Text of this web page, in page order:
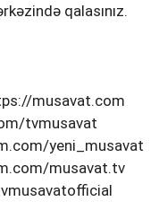
qalasınız.
musavat.com
tvmusavat
yeni_musavat
musavat.tv